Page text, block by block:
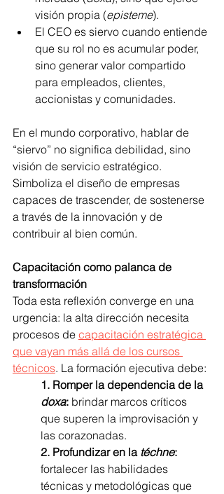
visión propia (episteme).
El CEO es siervo cuando entiende
que su rol no es acumular poder,
sino generar valor compartido
para empleados, clientes,
accionistas y comunidades.
En el mundo corporativo, hablar de
“siervo” no significa debilidad, sino
visión de servicio estratégico.
Simboliza el diseño de empresas
capaces de trascender, de sostenerse
a través de la innovación y de
contribuir al bien común.
Capacitación como palanca de
transformación
Toda esta reflexión converge en una
urgencia: la alta dirección necesita
procesos de capacitación estratégica
que vayan más allá de los cursos
técnicos. La formación ejecutiva debe:
1. Romper la dependencia de la
doxa: brindar marcos críticos
que superen la improvisación y
las corazonadas.
2. Profundizar en la téchne:
fortalecer las habilidades
técnicas y metodológicas que